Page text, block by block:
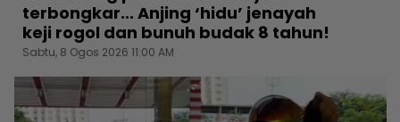
terbongkar... Anjing ‘hidu’ jenayah
keji rogol dan bunuh budak 8 tahun!
Sabtu, 8 Ogos 2026 11:00 AM